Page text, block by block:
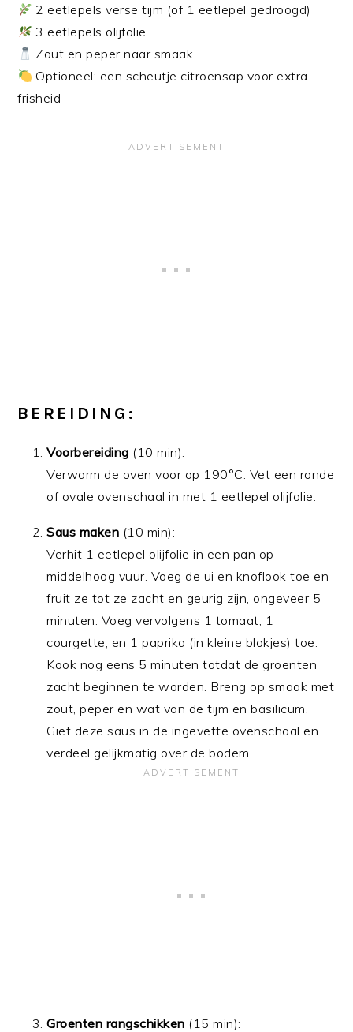
2 eetlepels verse tijm (of 1 eetlepel gedroogd)
3 eetlepels olijfolie
Zout en peper naar smaak
Optioneel: een scheutje citroensap voor extra
frisheid
BEREIDING:
Voorbereiding (10 min):
Verwarm de oven voor op 190°C. Vet een ronde
of ovale ovenschaal in met 1 eetlepel olijfolie.
Saus maken (10 min):
Verhit 1 eetlepel olijfolie in een pan op
middelhoog vuur. Voeg de ui en knoflook toe en
fruit ze tot ze zacht en geurig zijn, ongeveer 5
minuten. Voeg vervolgens 1 tomaat, 1
courgette, en 1 paprika (in kleine blokjes) toe.
Kook nog eens 5 minuten totdat de groenten
zacht beginnen te worden. Breng op smaak met
zout, peper en wat van de tijm en basilicum.
Giet deze saus in de ingevette ovenschaal en
verdeel gelijkmatig over de bodem.
Groenten rangschikken (15 min):